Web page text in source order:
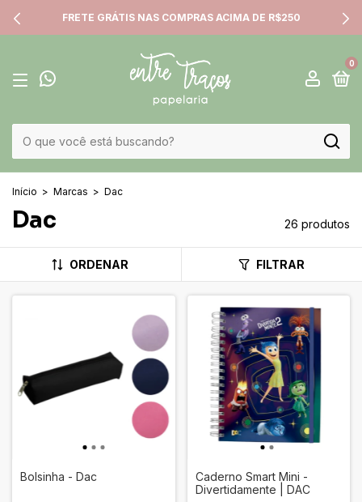
ACIMA DE R$250 FRETE FIXO PARA
0
Início > Marcas > Dac
Dac 26 produtos
ORDENAR FILTRAR
Bolsinha - Dac
Caderno Smart Mini -
Divertidamente | DAC